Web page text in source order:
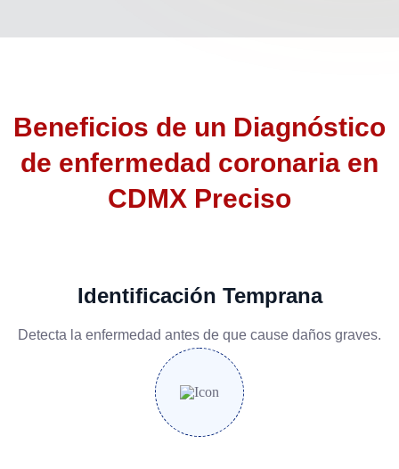
Beneficios de un Diagnóstico
de enfermedad coronaria en
CDMX Preciso
Identificación Temprana
Detecta la enfermedad antes de que cause daños graves.